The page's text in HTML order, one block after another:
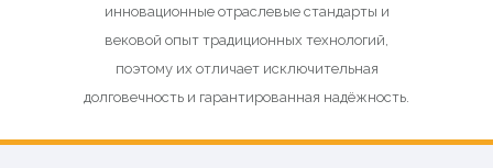
инновационные отраслевые стандарты и
вековой опыт традиционных технологий,
поэтому их отличает исключительная
долговечность и гарантированная надёжность.